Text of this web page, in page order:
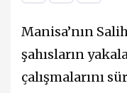
Manisa’nın
şahısların
çalışmalarını